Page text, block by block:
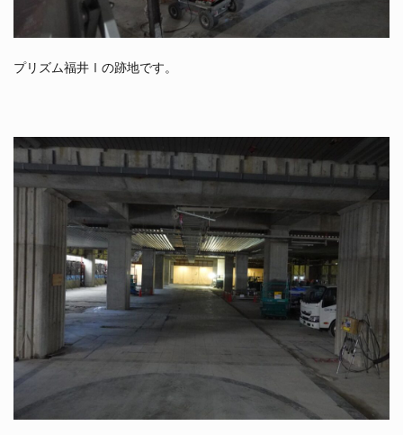
プリズム福井Ⅰの跡地です。